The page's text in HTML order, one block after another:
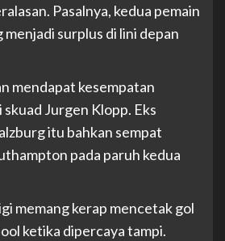
Pasalnya, kedua pemain
surplus di lini depan
mendapat kesempatan
Jurgen Klopp. Eks
itu bahkan sempat
pada paruh kedua
memang kerap mencetak gol
ketika dipercaya tampi.